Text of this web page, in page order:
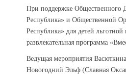
При поддержке Общественного
Республика» и Общественной
Республика» для детей
развлекательная программа
Ведущая мероприятия
Новогодний Эльф (Славная